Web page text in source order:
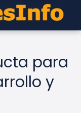
para
y